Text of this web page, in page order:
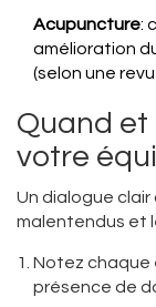
Acupuncture:
amélioration
(selon une
Quand
votre
Un dialogue
malentendus et
Notez chaque
présence de